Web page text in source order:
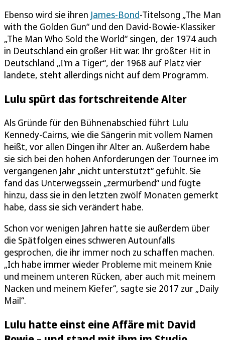
Ebenso wird sie ihren James-Bond-Titelsong „The Man
with the Golden Gun“ und den David-Bowie-Klassiker
„The Man Who Sold the World“ singen, der 1974 auch
in Deutschland ein großer Hit war. Ihr größter Hit in
Deutschland „I'm a Tiger“, der 1968 auf Platz vier
landete, steht allerdings nicht auf dem Programm.
Lulu spürt das fortschreitende Alter
Als Gründe für den Bühnenabschied führt Lulu
Kennedy-Cairns, wie die Sängerin mit vollem Namen
heißt, vor allen Dingen ihr Alter an. Außerdem habe
sie sich bei den hohen Anforderungen der Tournee im
vergangenen Jahr „nicht unterstützt“ gefühlt. Sie
fand das Unterwegssein „zermürbend“ und fügte
hinzu, dass sie in den letzten zwölf Monaten gemerkt
habe, dass sie sich verändert habe.
Schon vor wenigen Jahren hatte sie außerdem über
die Spätfolgen eines schweren Autounfalls
gesprochen, die ihr immer noch zu schaffen machen.
„Ich habe immer wieder Probleme mit meinem Knie
und meinem unteren Rücken, aber auch mit meinem
Nacken und meinem Kiefer“, sagte sie 2017 zur „Daily
Mail“.
Lulu hatte einst eine Affäre mit David